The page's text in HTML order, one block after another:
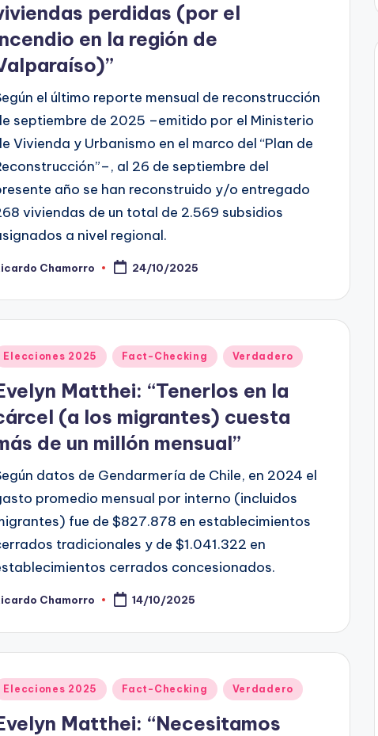
perdidas (por el
en la región de
el último reporte mensual de reconstrucción
septiembre de 2025 –emitido por el Ministerio
Vivienda y Urbanismo en el marco del “Plan de
al 26 de septiembre del
año se han reconstruido y/o entregado
viviendas de un total de 2.569 subsidios
a nivel regional.
Chamorro 24/10/2025
Elecciones 2025 Fact-Checking Verdadero
Matthei: “Tenerlos en la
(a los migrantes) cuesta
de un millón mensual”
datos de Gendarmería de Chile, en 2024 el
promedio mensual por interno (incluidos
fue de $827.878 en establecimientos
tradicionales y de $1.041.322 en
cerrados concesionados.
Chamorro 14/10/2025
Elecciones 2025 Fact-Checking Verdadero
Matthei: “Necesitamos